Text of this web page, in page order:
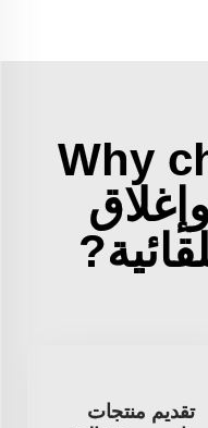
Why
تقديم منتجات